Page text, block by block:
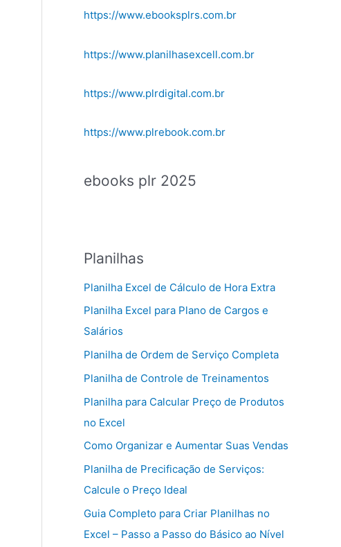
https://www.ebooksplrs.com.br
https://www.planilhasexcell.com.br
https://www.plrdigital.com.br
https://www.plrebook.com.br
ebooks plr 2025
Planilhas
Planilha Excel de Cálculo de Hora Extra
Planilha Excel para Plano de Cargos e
Salários
Planilha de Ordem de Serviço Completa
Planilha de Controle de Treinamentos
Planilha para Calcular Preço de Produtos
no Excel
Como Organizar e Aumentar Suas Vendas
Planilha de Precificação de Serviços:
Calcule o Preço Ideal
Guia Completo para Criar Planilhas no
Excel – Passo a Passo do Básico ao Nível